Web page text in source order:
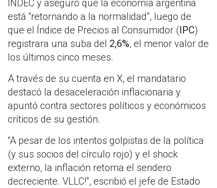
INDEC y aseguró que la economía argentina
está “retornando a la normalidad”, luego de
que el Índice de Precios al Consumidor (IPC)
registrara una suba del 2,6%, el menor valor de
los últimos cinco meses.
A través de su cuenta en X, el mandatario
destacó la desaceleración inflacionaria y
apuntó contra sectores políticos y económicos
críticos de su gestión.
“A pesar de los intentos golpistas de la política
(y sus socios del círculo rojo) y el shock
externo, la inflación retoma el sendero
decreciente. VLLC!”, escribió el jefe de Estado